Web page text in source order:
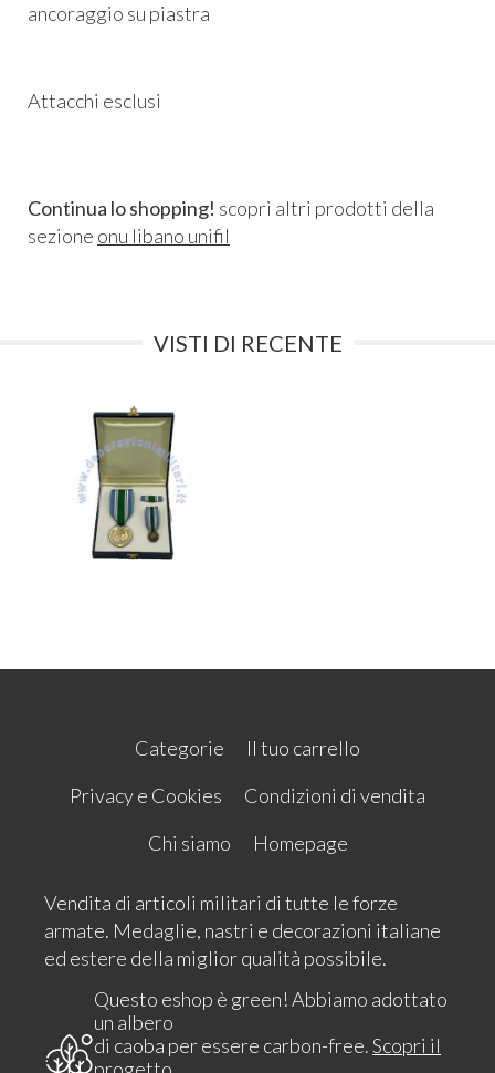
ancoraggio su piastra
Attacchi esclusi
Continua lo shopping! scopri altri prodotti della
sezione onu libano unifil
VISTI DI RECENTE
Categorie
Il tuo carrello
Privacy e Cookies
Condizioni di vendita
Chi siamo
Homepage
Vendita di articoli militari di tutte le forze
armate. Medaglie, nastri e decorazioni italiane
ed estere della miglior qualità possibile.
Questo eshop è green! Abbiamo adottato
un albero
di caoba per essere carbon-free.Scopri il